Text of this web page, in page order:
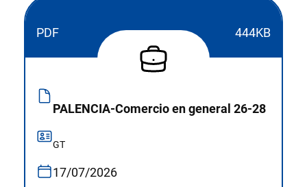
PDF 444KB
PALENCIA-Comercio en general 26-28
GT
17/07/2026